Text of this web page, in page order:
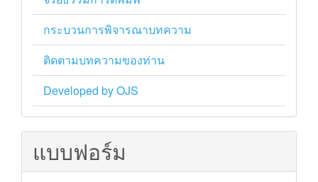
กระบวนการพิจารณาบทความ
ติดตามบทความของท่าน
Developed by OJS
แบบฟอร์ม